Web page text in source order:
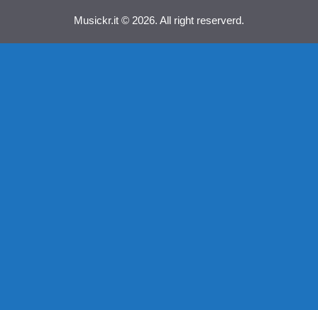
Musickr.it © 2026. All right reserverd.